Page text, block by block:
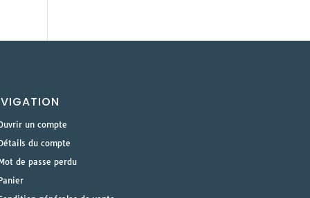
un compte
du compte
de passe perdu